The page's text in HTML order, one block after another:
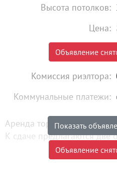
Высота потолков:
Цена:
Объявление
Комиссия риэлтора:
Коммунальные платежи:
Аренда торговых
К сдаче предлагаются две
площади в коммерческом
линии с высокой
Показать
Объявление